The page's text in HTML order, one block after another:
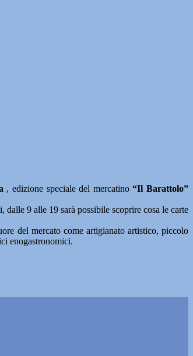
, edizione speciale del mercatino“Il Barattolo”
9 alle 19 sarà possibile scoprire cosa le carte
del mercato come artigianato artistico, piccolo
enogastronomici.